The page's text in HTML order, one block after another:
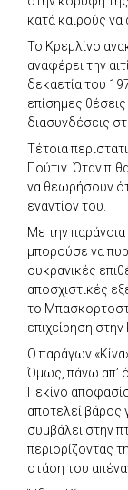
κατά καιρούς να
Το Κρεμλίνο
αναφέρει την
δεκαετία του
επίσημες
διασυνδέσεις
Τέτοια
Πούτιν. Όταν
να θεωρήσουν
εναντίον του.
Με την
μπορούσε να
ουκρανικές
αποσχιστικές
το
επιχείρηση στην
Ο παράγων
Όμως, πάνω απ’
Πεκίνο
αποτελεί βάρος
συμβάλει στην
περιορίζοντας
στάση του